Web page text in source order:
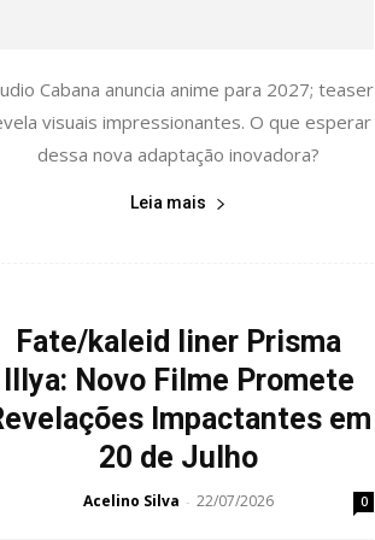
Cabana anuncia anime para 2027; teaser
visuais impressionantes. O que esperar
dessa nova adaptação inovadora?
Leia mais
Fate/kaleid liner Prisma
Illya: Novo Filme Promete
Impactantes em
20 de Julho
Acelino Silva - 22/07/2026 0